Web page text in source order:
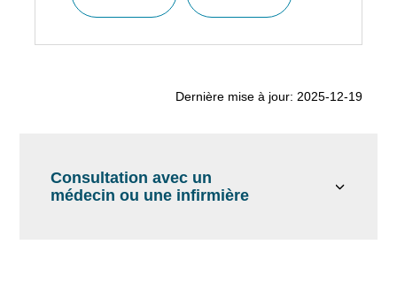
Consultation avec un
médecin ou une infirmière
Dernière mise à jour: 2025-12-19